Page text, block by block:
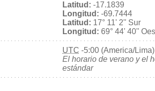
Latitud: -17.1839
Longitud: -69.7444
Latitud: 17° 11' 2'' Sur
Longitud: 69° 44' 40''
UTC -5:00 (America/Lima)
El horario de verano y el
estándar